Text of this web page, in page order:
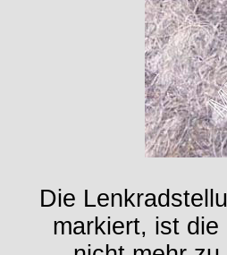
Die
markiert, ist